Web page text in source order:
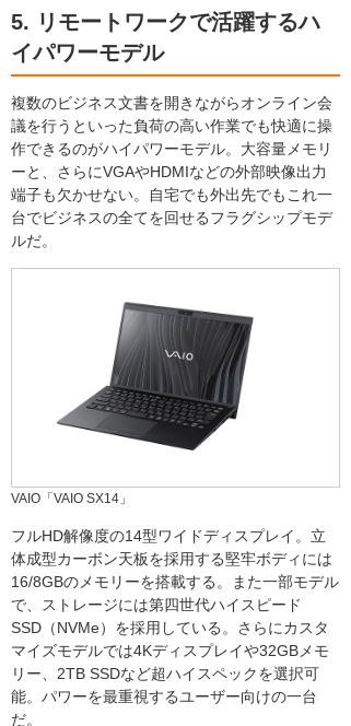
5. リモートワークで活躍するハ
イパワーモデル
複数のビジネス文書を開きながらオンライン会
議を行うといった負荷の高い作業でも快適に操
作できるのがハイパワーモデル。大容量メモリ
ーと、さらにVGAやHDMIなどの外部映像出力
端子も欠かせない。自宅でも外出先でもこれ一
台でビジネスの全てを回せるフラグシップモデ
ルだ。
VAIO「VAIO SX14」
フルHD解像度の14型ワイドディスプレイ。立
体成型カーボン天板を採用する堅牢ボディには
16/8GBのメモリーを搭載する。また一部モデル
で、ストレージには第四世代ハイスピード
SSD（NVMe）を採用している。さらにカスタ
マイズモデルでは4Kディスプレイや32GBメモ
リー、2TB SSDなど超ハイスペックを選択可
能。パワーを最重視するユーザー向けの一台
だ。